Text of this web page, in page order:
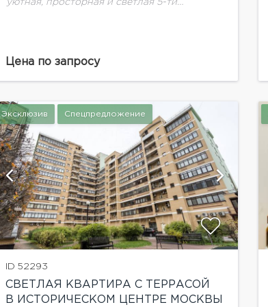
уютная, просторная и светлая 5-ти
Цена по запросу
Эксклюзив Спецпредложение
ID 52293
СВЕТЛАЯ КВАРТИРА С ТЕРРАСОЙ
В ИСТОРИЧЕСКОМ ЦЕНТРЕ МОСКВЫ
показать ещё 16 фотографий